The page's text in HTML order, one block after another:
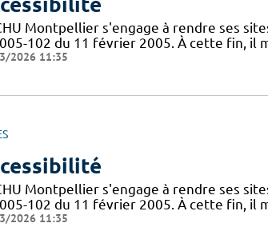
Montpellier s'engage à rendre ses
102 du 11 février 2005. À cette fin,
2026 11:35
Montpellier s'engage à rendre ses
102 du 11 février 2005. À cette fin,
2026 11:35